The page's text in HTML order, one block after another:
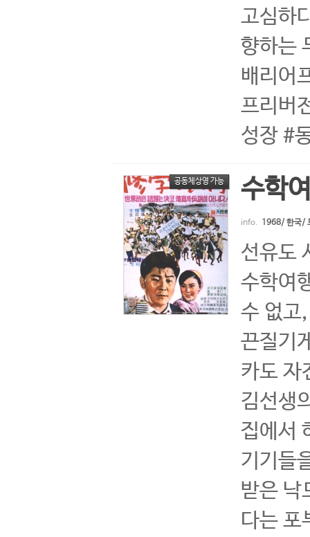
고심하
향하는
배리어
프리버
성장 #
공동체상영 가능 수학
info. 1968/ 한국/
선유도
수학여
수 없고
끈질기
카도 자
김선생
집에서
기기들
받은 낙
다는 포